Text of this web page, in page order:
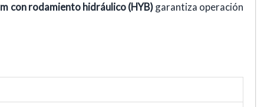
con rodamiento hidráulico (HYB)garantiza operación